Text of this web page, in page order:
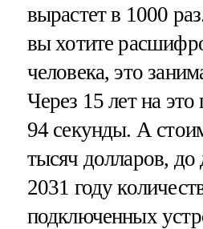
вырастет в 1000
вы хотите
человека, это
Через 15 лет на это
94 секунды. А
тысяч долларов, до
2031 году
подключенных